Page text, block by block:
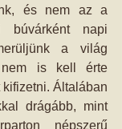
és nem az a
búvárként napi
a világ
nem is kell érte
Általában
drágább, mint
népszerű